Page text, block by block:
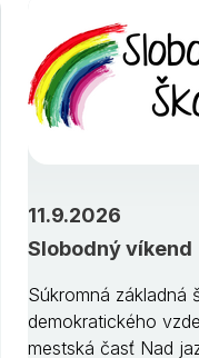
Slobodný víkend
11.9.2026
Súkromná základná
demokratického
mestská časť Nad